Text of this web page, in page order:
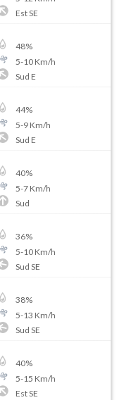
Est SE
48%
5-10Km/h
Sud E
44%
5-9Km/h
Sud E
40%
5-7Km/h
Sud
36%
5-10Km/h
Sud SE
38%
5-13 Km/h
Sud SE
40%
5-15 Km/h
Est SE